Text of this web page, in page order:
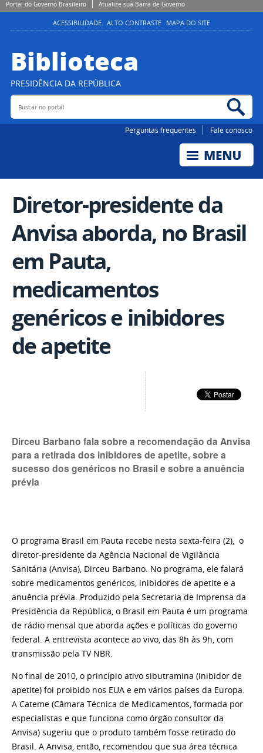
Portal do Governo Brasileiro Atualize sua Barra de Governo
ACESSIBILIDADE ALTO CONTRASTE MAPA DO SITE
Biblioteca
PRESIDÊNCIA DA REPÚBLICA
Buscar no portal
Perguntas frequentes Fale conosco
Diretor-presidente da
Anvisa aborda, no Brasil
em Pauta,
medicamentos
genéricos e inibidores
de apetite
Dirceu Barbano fala sobre a recomendação da Anvisa
para a retirada dos inibidores de apetite, sobre a
sucesso dos genéricos no Brasil e sobre a anuência
prévia
O programa Brasil em Pauta recebe nesta sexta-feira (2), o
diretor-presidente da Agência Nacional de Vigilância
Sanitária (Anvisa), Dirceu Barbano. No programa, ele falará
sobre medicamentos genéricos, inibidores de apetite e a
anuência prévia. Produzido pela Secretaria de Imprensa da
Presidência da República, o Brasil em Pauta é um programa
de rádio mensal que aborda ações e políticas do governo
federal. A entrevista acontece ao vivo, das 8h às 9h, com
transmissão pela TV NBR.
No final de 2010, o princípio ativo sibutramina (inibidor de
apetite) foi proibido nos EUA e em vários países da Europa.
A Cateme (Câmara Técnica de Medicamentos, formada por
especialistas e que funciona como órgão consultor da
Anvisa) sugeriu que o produto também fosse retirado do
Brasil. A Anvisa, então, recomendou que sua área técnica